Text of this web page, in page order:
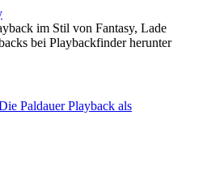
im Stil von Fantasy, Lade
bei Playbackfinder herunter